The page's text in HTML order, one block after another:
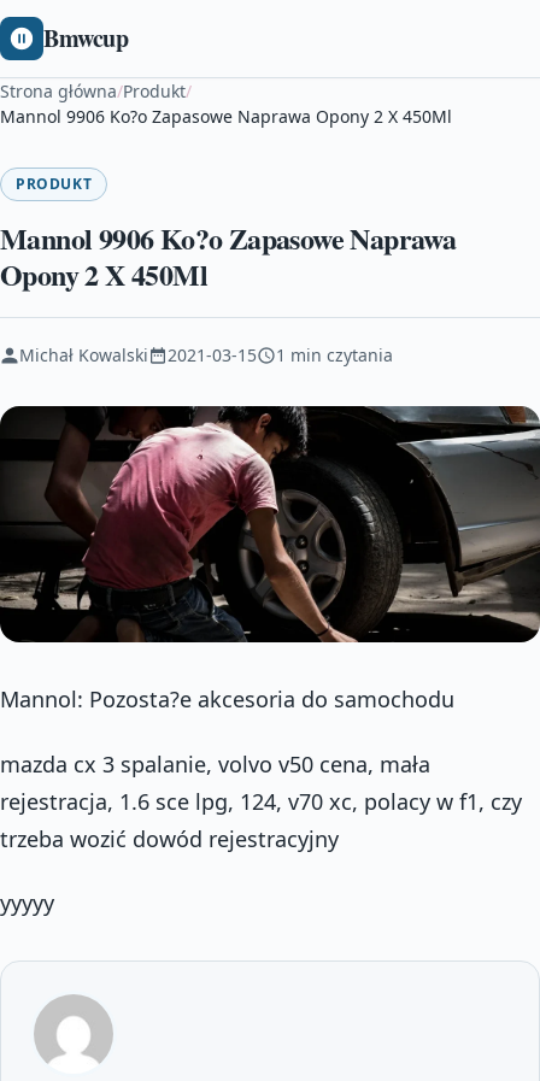
Bmwcup
Strona główna/Produkt/
Mannol 9906 Ko?o Zapasowe Naprawa Opony 2 X 450Ml
PRODUKT
Mannol 9906 Ko?o Zapasowe Naprawa
Opony 2 X 450Ml
Michał Kowalski 2021-03-15 1 min czytania
Mannol: Pozosta?e akcesoria do samochodu
mazda cx 3 spalanie, volvo v50 cena, mała
rejestracja, 1.6 sce lpg, 124, v70 xc, polacy w f1, czy
trzeba wozić dowód rejestracyjny
yyyyy